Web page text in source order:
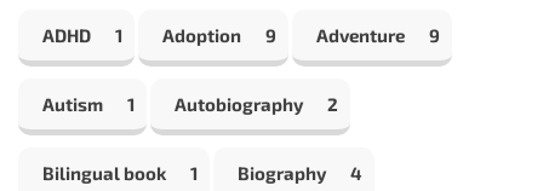
ADHD 1 Adoption 9 Adventure 9
Autism 1 Autobiography 2
Bilingual book 1 Biography 4